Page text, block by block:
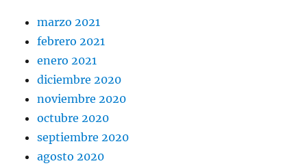
marzo 2021
febrero 2021
enero 2021
diciembre 2020
noviembre 2020
octubre 2020
septiembre 2020
agosto 2020